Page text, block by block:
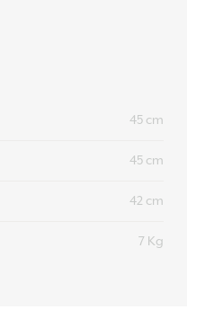
45 cm
45 cm
42 cm
7 Kg